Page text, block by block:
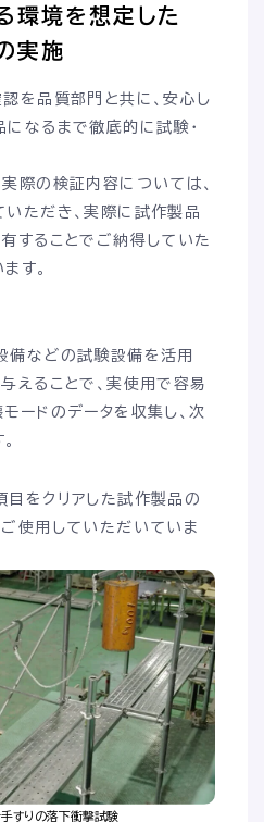
と技術力の結集。
ために、常に革新と改善を
続けています。
環境を想定した
実施
を品質部門と共に、安心し
なるまで徹底的に試験・
際の検証内容については、
ただき、実際に試作製品
することでご納得していた
す。
備などの試験設備を活用
えることで、実使用で容易
ードのデータを収集し、次
をクリアした試作製品の
使用していただいていま
手すりの落下衝撃試験